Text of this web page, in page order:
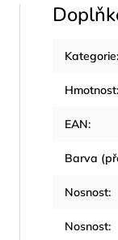
Kategorie:
Hmotnost:
EAN:
Barva
Nosnost:
Nosnost: